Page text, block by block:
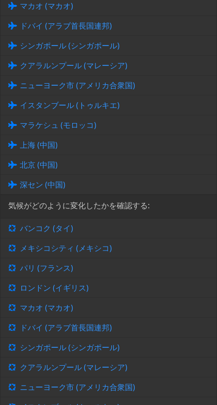
マカオ (マカオ)
ドバイ (アラブ首長国連邦)
シンガポール (シンガポール)
クアラルンプール (マレーシア)
ニューヨーク市 (アメリカ合衆国)
イスタンブール (トゥルキエ)
マラケシュ (モロッコ)
上海 (中国)
北京 (中国)
深セン (中国)
気候がどのように変化したかを確認する:
バンコク (タイ)
メキシコシティ (メキシコ)
パリ (フランス)
ロンドン (イギリス)
マカオ (マカオ)
ドバイ (アラブ首長国連邦)
シンガポール (シンガポール)
クアラルンプール (マレーシア)
ニューヨーク市 (アメリカ合衆国)